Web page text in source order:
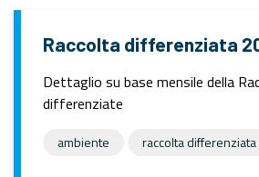
Raccolta differenziata
Dettaglio su base mensile della
differenziate
ambiente raccolta differenziata